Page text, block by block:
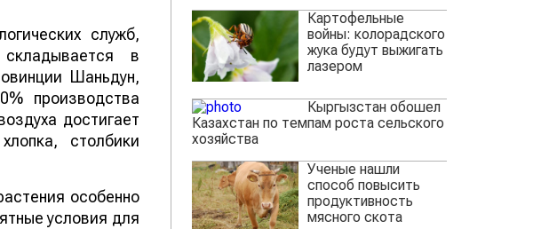
служб,
в
Шаньдун,
производства
достигает
столбики
особенно
условия для
Картофельные
войны: колорадского
жука будут выжигать
лазером
Кыргызстан обошел
Казахстан по темпам роста сельского
хозяйства
Ученые нашли
способ повысить
продуктивность
мясного скота